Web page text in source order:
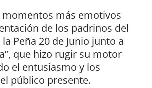
momentos más emotivos
de los padrinos del
Peña 20 de Junio junto a
que hizo rugir su motor
el entusiasmo y los
público presente.